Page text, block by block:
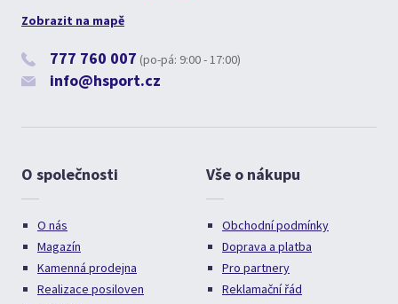
Zobrazit na mapě
777 760 007 (po-pá: 9:00 - 17:00)
info@hsport.cz
O společnosti
O nás
Magazín
Kamenná prodejna
Realizace posiloven
Vše o nákupu
Obchodní podmínky
Doprava a platba
Pro partnery
Reklamační řád